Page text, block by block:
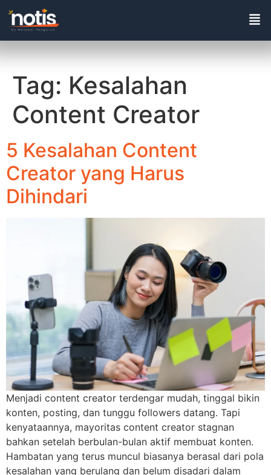
Tag: Kesalahan
Content Creator
5 Kesalahan Content
Creator yang Harus
Dihindari
Menjadi content creator terdengar mudah, tinggal bikin
konten, posting, dan tunggu followers datang. Tapi
kenyataannya, mayoritas content creator stagnan
bahkan setelah berbulan-bulan aktif membuat konten.
Hambatan yang terus muncul biasanya berasal dari pola
kesalahan yang berulang dan belum disadari dalam